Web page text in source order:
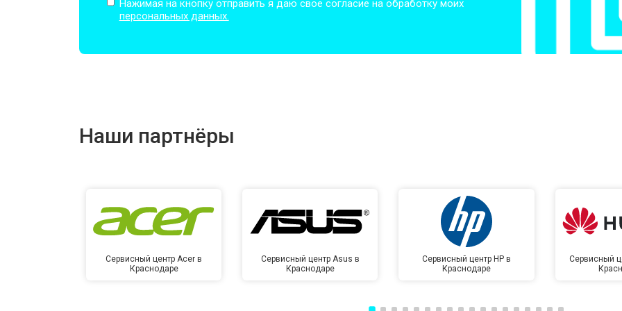
Нажимая на кнопку отправить я даю свое согласие на обработку моих
персональных данных.
Наши партнёры
Сервисный центр Acer в
Краснодаре
Сервисный центр Asus в
Краснодаре
Сервисный центр HP в
Краснодаре
Сервисный